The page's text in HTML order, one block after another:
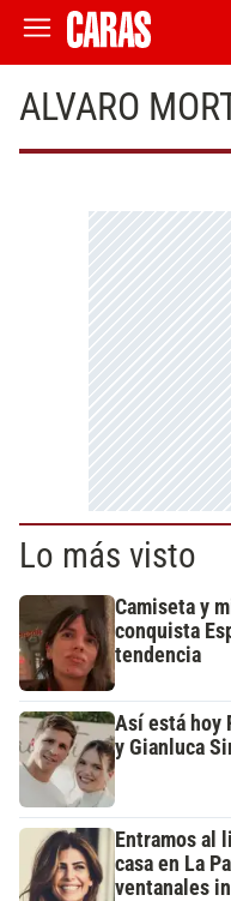
ALVARO
Lo más visto
Camiseta y
conquista
tendencia
Así está hoy
y Gianluca
Entramos al
casa en La
ventanales